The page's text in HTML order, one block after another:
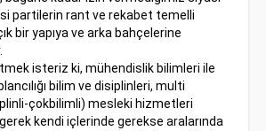
partilerin rant ve rekabet temelli
bir yapıya ve arka bahçelerine
isteriz ki, mühendislik bilimleri ile
bilim ve disiplinleri, multi
çokbilimli) mesleki hizmetleri
kendi içlerinde gerekse aralarında